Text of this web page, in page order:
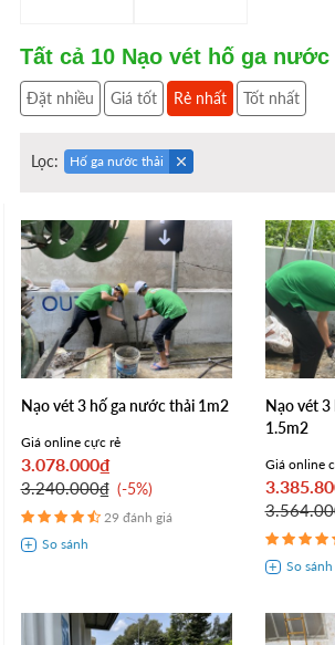
Tất cả 10 Nạo vét hố ga
Đặt nhiều Giá tốt Rẻ nhất Tốt nhất
Lọc: Hố ga nước thải
Nạo vét 3 hố ga nước thải 1m2
Giá online cực rẻ
3.078.000₫
3.240.000₫ -5%
29 đánh giá
Nạo vét
1.5m2
Giá online